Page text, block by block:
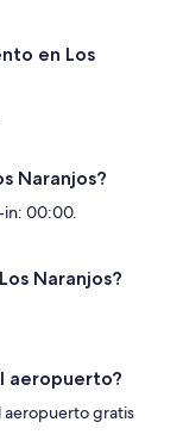
en Los
Naranjos?
in: 00:00.
Naranjos?
aeropuerto?
aeropuerto gratis